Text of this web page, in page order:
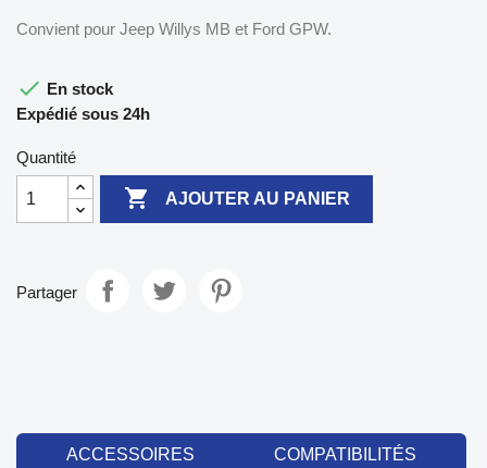
Convient pour Jeep Willys MB et Ford GPW.
 En stock
Expédié sous 24h
Quantité
 AJOUTER AU PANIER
Partager
ACCESSOIRES COMPATIBILITÉS